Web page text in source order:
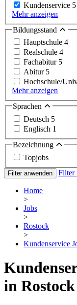
Kundenservice 5
Mehr anzeigen
Bildungsstand
Hauptschule 4
Realschule 4
Fachabitur 5
Abitur 5
Hochschule/
Mehr anzeigen
Sprachen
Deutsch 5
Englisch 1
Bezeichnung
Topjobs
Filter anwenden Filter
Home
>
Jobs
>
Rostock
>
Kundenservice
in Rostock